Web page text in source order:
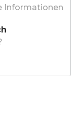
Informationen